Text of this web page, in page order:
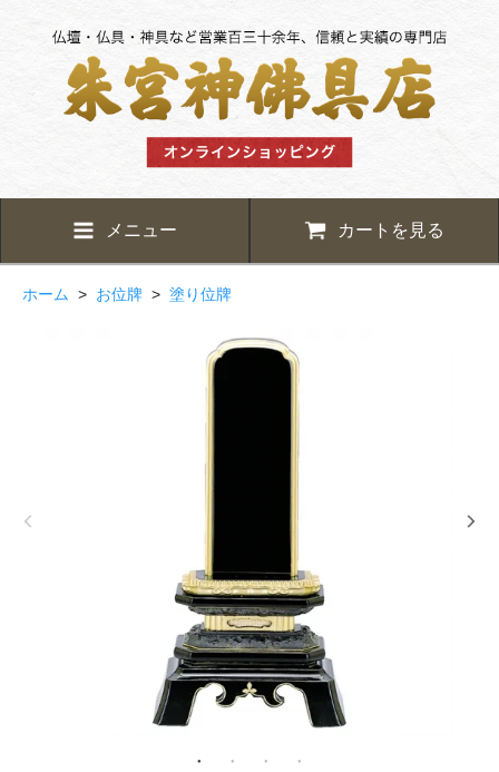
メニュー カートを見る
ホーム > お位牌 > 塗り位牌